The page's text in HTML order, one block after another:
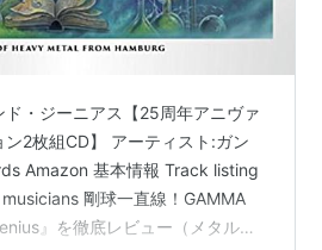
・ジーニアス【25周年アニヴァ
2枚組CD】 アーティスト:ガン
Amazon 基本情報 Track listing
剛球一直線！GAMMA
』を徹底レビュー（メタルフ